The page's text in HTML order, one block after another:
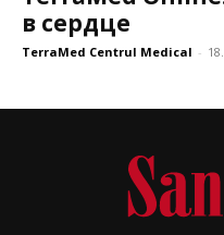
в сердце
TerraMed Centrul Medical -